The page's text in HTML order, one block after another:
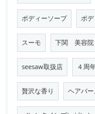
ボディーソープ ボ
スーモ 下関 美容院
seesaw取扱店 ４周
贅沢な香り ヘアバー